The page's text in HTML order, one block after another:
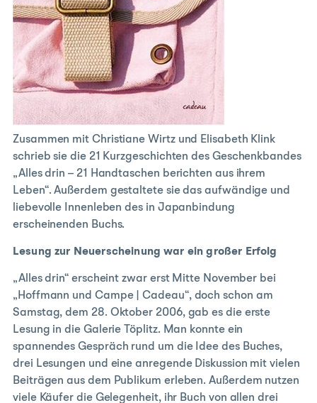
Zusammen mit Christiane Wirtz und Elisabeth Klink
schrieb sie die 21 Kurzgeschichten des Geschenkbandes
„Alles drin – 21 Handtaschen berichten aus ihrem
Leben“. Außerdem gestaltete sie das aufwändige und
liebevolle Innenleben des in Japanbindung
erscheinenden Buchs.
Lesung zur Neuerscheinung war ein großer Erfolg
„Alles drin“ erscheint zwar erst Mitte November bei
„Hoffmann und Campe | Cadeau“, doch schon am
Samstag, dem 28. Oktober 2006, gab es die erste
Lesung in die Galerie Töplitz. Man konnte ein
spannendes Gespräch rund um die Idee des Buches,
drei Lesungen und eine anregende Diskussion mit vielen
Beiträgen aus dem Publikum erleben. Außerdem nutzen
viele Käufer die Gelegenheit, ihr Buch von allen drei